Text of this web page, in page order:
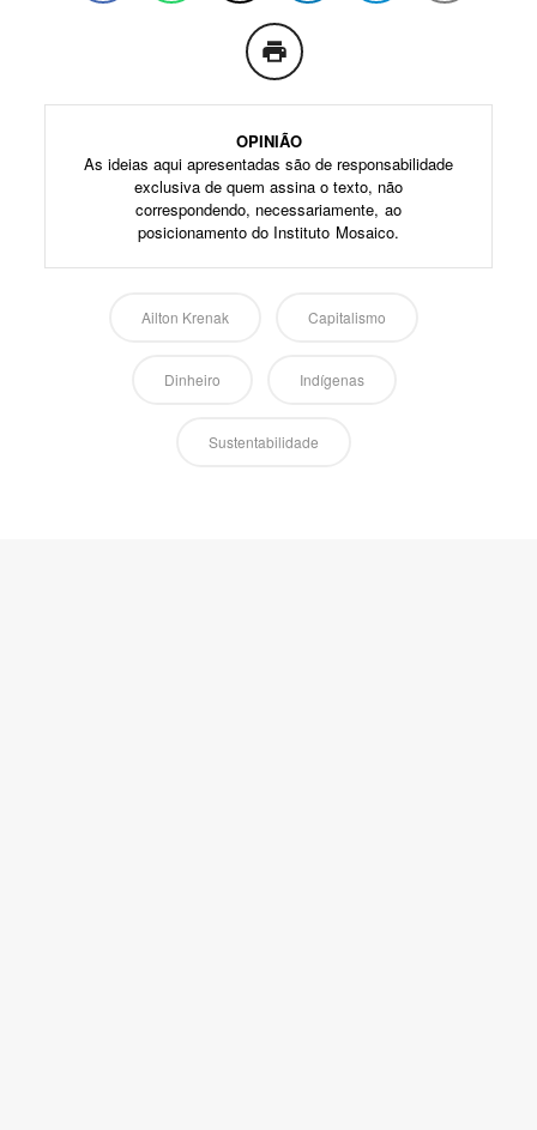
OPINIÃO
As ideias aqui apresentadas são de responsabilidade
exclusiva de quem assina o texto, não
correspondendo, necessariamente, ao
posicionamento do Instituto Mosaico.
Ailton Krenak Capitalismo
Dinheiro Indígenas
Sustentabilidade